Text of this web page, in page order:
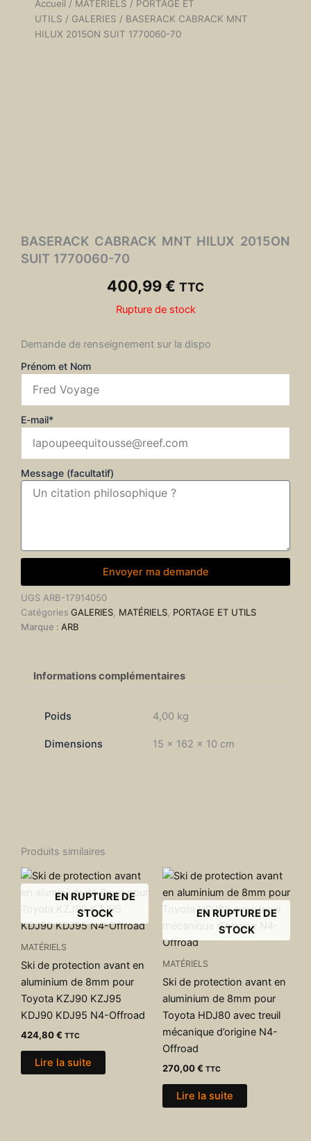
Accueil / MATÉRIELS / PORTAGE ET
UTILS / GALERIES / BASERACK CABRACK MNT
HILUX 2015ON SUIT 1770060-70
BASERACK CABRACK MNT HILUX 2015ON
SUIT 1770060-70
400,99€ TTC
Rupture de stock
Demande de renseignement sur la dispo
Prénom et Nom
E-mail*
Message (facultatif)
Envoyer ma demande
UGS ARB-17914050
Catégories GALERIES, MATÉRIELS, PORTAGE ET UTILS
Marque : ARB
Informations complémentaires
Poids 4,00 kg
Dimensions 15 × 162 × 10 cm
Produits similaires
EN RUPTURE DE
STOCK
MATÉRIELS
Ski de protection avant en
aluminium de 8mm pour
Toyota KZJ90 KZJ95
KDJ90 KDJ95 N4-Offroad
424,80€ TTC
Lire la suite
EN RUPTURE DE
STOCK
MATÉRIELS
Ski de protection avant en
aluminium de 8mm pour
Toyota HDJ80 avec treuil
mécanique d’origine N4-
Offroad
270,00€ TTC
Lire la suite